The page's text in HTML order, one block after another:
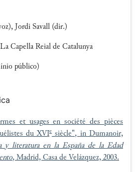
Jordi Savall (dir.)
Capella Reial de Catalunya
público)
et usages en société des pièces
du XVIe siècle", in Dumanoir,
y literatura en la España de la Edad
, Madrid, Casa de Velázquez, 2003.